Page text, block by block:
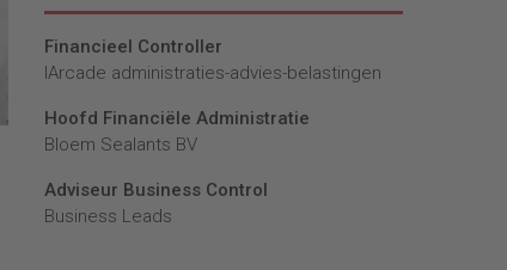
Financieel Controller
lArcade administraties-advies-belastingen
Hoofd Financiële Administratie
Bloem Sealants BV
Adviseur Business Control
Business Leads